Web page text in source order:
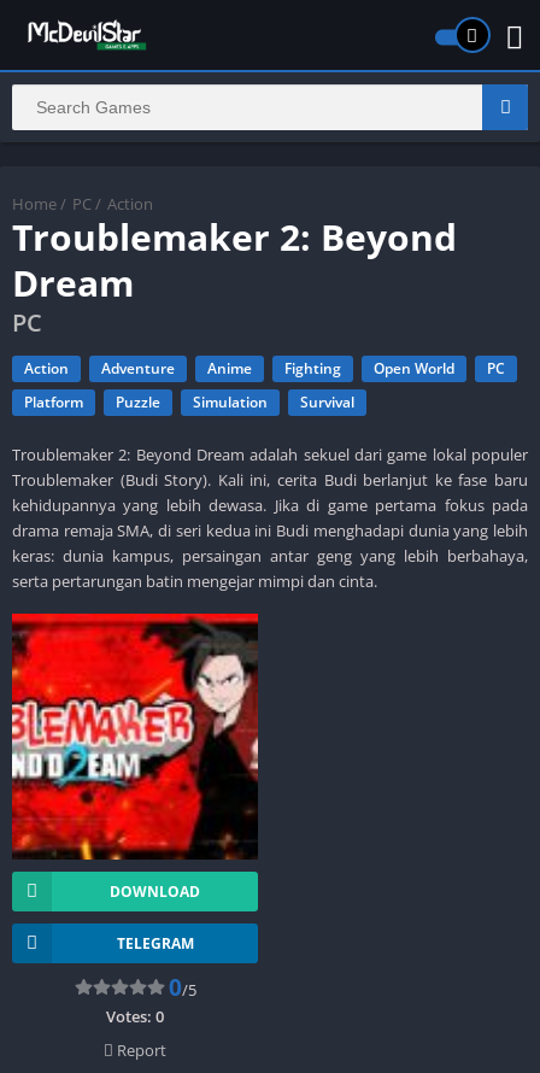
Home / PC / Action
Troublemaker 2: Beyond
Dream
PC
Action Adventure Anime Fighting Open World
PC
Platform
Puzzle Simulation Survival
Troublemaker 2: Beyond Dream adalah sekuel dari game lokal populer
Troublemaker (Budi Story). Kali ini, cerita Budi berlanjut ke fase baru
kehidupannya yang lebih dewasa. Jika di game pertama fokus pada
drama remaja SMA, di seri kedua ini Budi menghadapi dunia yang lebih
keras: dunia kampus, persaingan antar geng yang lebih berbahaya,
serta pertarungan batin mengejar mimpi dan cinta.
DOWNLOAD
TELEGRAM
0/5
Votes: 0
Report